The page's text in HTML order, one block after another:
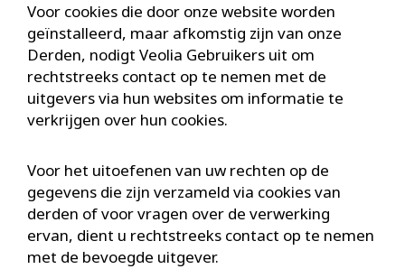
Voor cookies die door onze website worden
geïnstalleerd, maar afkomstig zijn van onze
Derden, nodigt Veolia Gebruikers uit om
rechtstreeks contact op te nemen met de
uitgevers via hun websites om informatie te
verkrijgen over hun cookies.
Voor het uitoefenen van uw rechten op de
gegevens die zijn verzameld via cookies van
derden of voor vragen over de verwerking
ervan, dient u rechtstreeks contact op te nemen
met de bevoegde uitgever.